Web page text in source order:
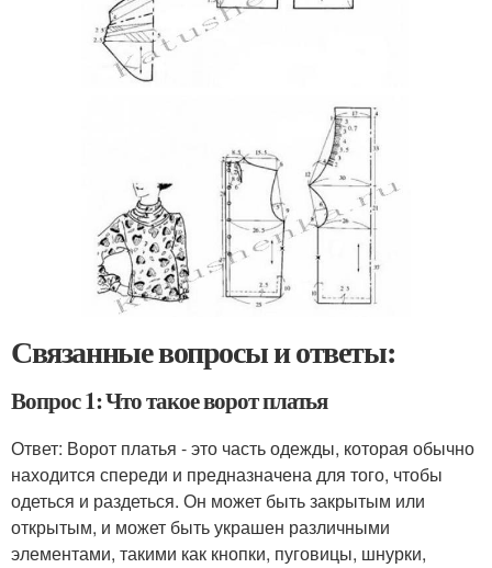
Связанные вопросы и ответы:
Вопрос 1: Что такое ворот платья
Ответ: Ворот платья - это часть одежды, которая обычно
находится спереди и предназначена для того, чтобы
одеться и раздеться. Он может быть закрытым или
открытым, и может быть украшен различными
элементами, такими как кнопки, пуговицы, шнурки,